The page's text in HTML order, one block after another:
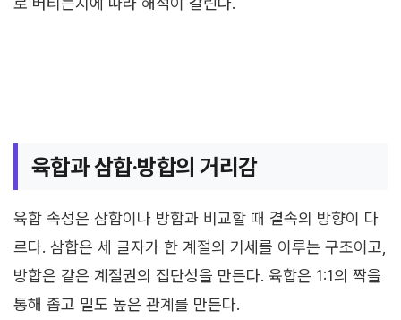
육합과 삼합·방합의 거리감
육합 속성은 삼합이나 방합과 비교할 때 결속의 방향이 다
르다. 삼합은 세 글자가 한 계절의 기세를 이루는 구조이고,
방합은 같은 계절권의 집단성을 만든다. 육합은 1:1의 짝을
통해 좁고 밀도 높은 관계를 만든다.